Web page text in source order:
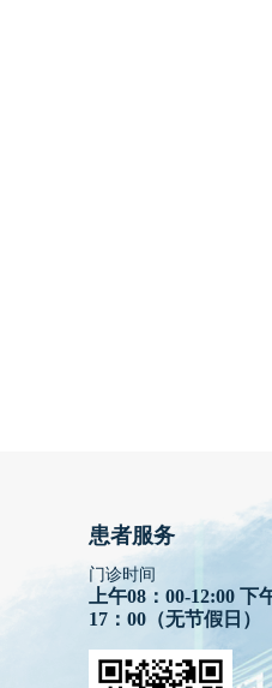
患者服务
门诊时间
上午08：00-12:00 下
17：00（无节假日）